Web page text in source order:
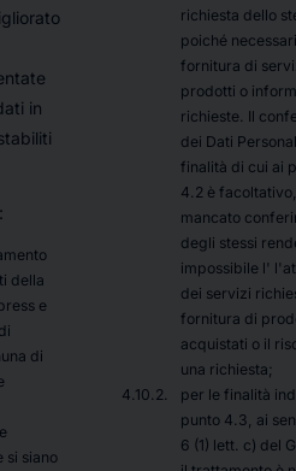
in
della
e
di
si siano
richiesta dello
poiché
fornitura di
prodotti o
richieste. Il
dei Dati
finalità di cui ai
4.2 è
mancato
degli stessi
impossibile l'
dei servizi
fornitura di
acquistati o il
una richiesta;
per le finalità
punto 4.3, ai
6 (1) lett. c) del